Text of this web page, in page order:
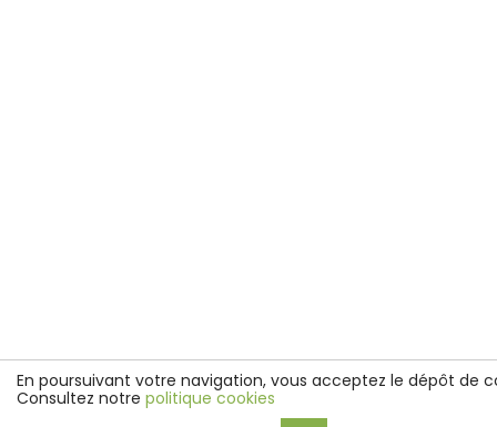
En poursuivant votre navigation, vous acceptez le dépôt de
Consultez notre politique cookies